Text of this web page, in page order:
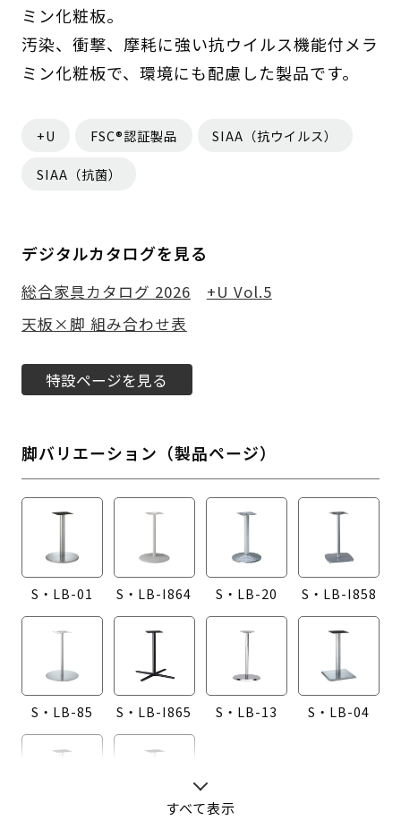
ミン化粧板。
汚染、衝撃、摩耗に強い抗ウイルス機能付メラ
ミン化粧板で、環境にも配慮した製品です。
+U FSC®認証製品 SIAA（抗ウイルス）
SIAA（抗菌）
デジタルカタログを見る
総合家具カタログ 2026
+U Vol.5
天板×脚 組み合わせ表
特設ページを見る
脚バリエーション（製品ページ）
S・LB-01 S・LB-I864 S・LB-20 S・LB-I858
S・LB-85 S・LB-I865 S・LB-13 S・LB-04
すべて表示